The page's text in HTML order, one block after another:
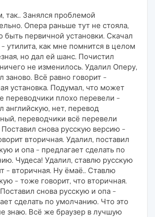
так.. Занялся проблемой
Опера раньше тут не стояла,
быть первичной установки. Скачал
утилита, как мне помнится в целом
но дал ей шанс. Почистил
не изменилось. Удалил Оперу,
заново. Всё равно говорит -
установка. Подумал, что может
переводчики плохо перевели -
английскую, нет, перевод
переводчики всё перевели
снова русскую версию -
вторичная. Удалил, поставил
и опа - предлагает сделать по
Чудеса! Удалил, ставлю русскую
- вторичная. Ну ёмаё.. Ставлю
- тоже говорит, что вторичная.
снова русскую и опа -
сделать по умолчанию. Что это
знаю. Всё же браузер в лучшую